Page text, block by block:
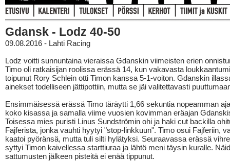
Gdansk - Lodz 40-50
09.08.2016 - Lahti Racing
Lodz voitti sunnuntaina vieraissa Gdanskin viimeisten erien
Timo oli ratkaisijan roolissa erässä 14, kun vakavasta
toipunut Rory Schlein otti Timon kanssa 5-1-voiton. Gdanskin
ainekset todelliseen jättipottiin, mutta se jäi valitettavasti
Ensimmäisessä erässä Timo täräytti 1,66 sekuntia nopeamman
koko kisassa ja samalla viime vuosien kovimman eräajan
Toisessa mies puristi Linus Sundströmin ohi ja haki cut backilla
Fajferista, jonka vauhti hyytyi "stop-linkkuun". Timo osui Fajferiin,
kaatoi pyöränsä, mutta tuli silti hylätyksi. Seuraavassa erässä
syttyi Timon kaivellessa starttiuraa ja lähtö meni täysin kuralle.
sattumusten jälkeen pisteitä ei enää tippunut.